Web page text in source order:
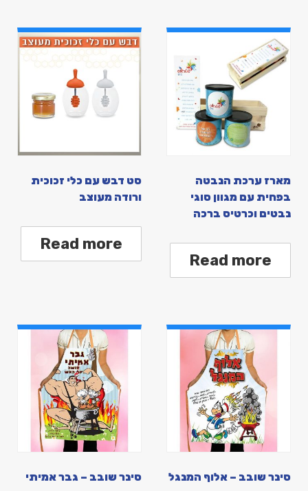
מארז ערכת הנבטה
בפחית עם מגוון סוגי
נבטים וכרטיס ברכה
Read more
סט דבש עם כלי זכוכית
ורודה מעוצב
Read more
סינר שובב – אלוף המנגל סינר שובב – גבר אמיתי